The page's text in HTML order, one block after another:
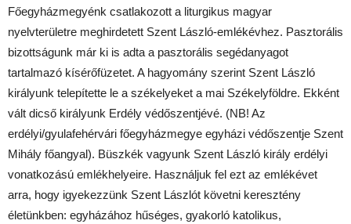
Főegyházmegyénk csatlakozott a liturgikus magyar
nyelvterületre meghirdetett Szent László-emlékévhez. Pasztorális
bizottságunk már ki is adta a pasztorális segédanyagot
tartalmazó kísérőfüzetet. A hagyomány szerint Szent László
királyunk telepítette le a székelyeket a mai Székelyföldre. Ekként
vált dicső királyunk Erdély védőszentjévé. (NB! Az
erdélyi/gyulafehérvári főegyházmegye egyházi védőszentje Szent
Mihály főangyal). Büszkék vagyunk Szent László király erdélyi
vonatkozású emlékhelyeire. Használjuk fel ezt az emlékévet
arra, hogy igyekezzünk Szent Lászlót követni keresztény
életünkben: egyházához hűséges, gyakorló katolikus,